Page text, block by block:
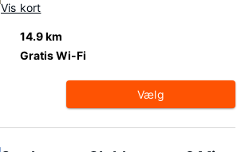
Vis kort
14.9 km
Gratis Wi-Fi
Vælg